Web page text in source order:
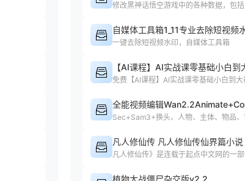
一键去除短视频水印，自媒体工具箱
凡人修仙传 凡人修仙传仙界篇小说
植物大战僵尸杂交版v2.2